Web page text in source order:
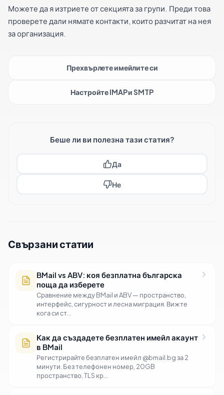
Можете да я изтриете от секцията за групи. Преди това
проверете дали нямате контакти, които разчитат на нея
за организация.
Прехвърлете имейлите си
Настройте IMAP и SMTP
Беше ли ви полезна тази статия?
Да
Не
Свързани статии
BMail vs ABV: коя безплатна българска
поща да изберете
Сравнение между BMail и ABV — пространство,
интерфейс, сигурност и лесна миграция. Вижте
кога си ст...
Как да създадете безплатен имейл акаунт
в BMail
Регистрирайте безплатен имейл @bmail.bg за 2
минути. Без телефонен номер, 20GB
пространство, TLS кр...